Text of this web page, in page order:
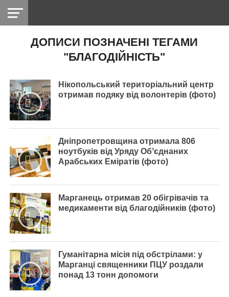
НІКОПОЛЬ
СІЧЕСЛАВСЬКА
РАДІО
ДОПИСИ ПОЗНАЧЕНІ ТЕГАМИ
"БЛАГОДІЙНІСТЬ"
Нікопольський територіальний центр
отримав подяку від волонтерів (фото)
Дніпропетровщина отримала 806
ноутбуків від Уряду Обʼєднаних
Арабських Еміратів (фото)
Марганець отримав 20 обігрівачів та
медикаменти від благодійників (фото)
Гуманітарна місія під обстрілами: у
Марганці священники ПЦУ роздали
понад 13 тонн допомоги